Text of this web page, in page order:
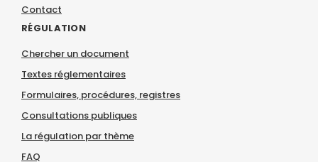
Contact
RÉGULATION
Chercher un document
Textes réglementaires
Formulaires, procédures, registres
Consultations publiques
La régulation par thème
FAQ